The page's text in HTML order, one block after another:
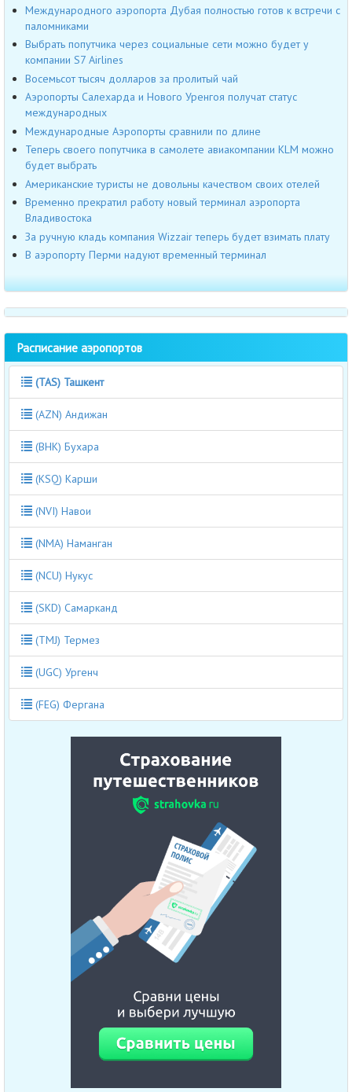
Международного аэропорта Дубая полностью готов к встречи с
паломниками
Выбрать попутчика через социальные сети можно будет у
компании S7 Airlines
Восемьсот тысяч долларов за пролитый чай
Аэропорты Салехарда и Нового Уренгоя получат статус
международных
Международные Аэропорты сравнили по длине
Теперь своего попутчика в самолете авиакомпании KLM можно
будет выбрать
Американские туристы не довольны качеством своих отелей
Временно прекратил работу новый терминал аэропорта
Владивостока
За ручную кладь компания Wizzair теперь будет взимать плату
В аэропорту Перми надуют временный терминал
Расписание аэропортов
(TAS) Ташкент
(AZN) Андижан
(BHK) Бухара
(KSQ) Карши
(NVI) Навои
(NMA) Наманган
(NCU) Нукус
(SKD) Самарканд
(TMJ) Термез
(UGC) Ургенч
(FEG) Фергана